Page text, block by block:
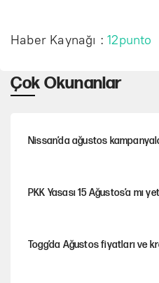
Haber Kaynağı :12punto
Çok Okunanlar
Nissan’da ağustos
PKK Yasası 15 Ağustos’a mı
Togg’da Ağustos fiyatları ve